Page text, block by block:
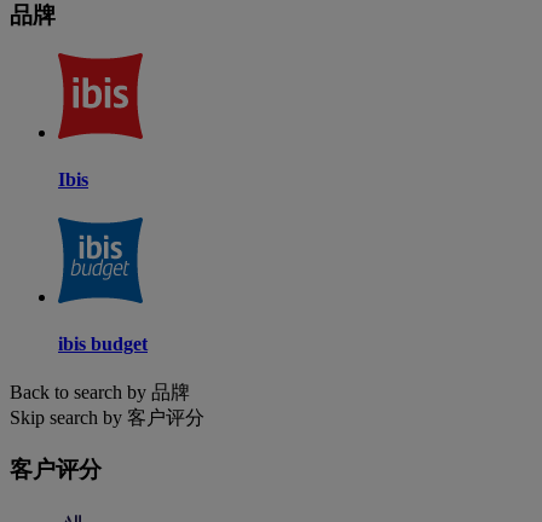
品牌
Ibis
ibis budget
Back to search by 品牌
Skip search by 客户评分
客户评分